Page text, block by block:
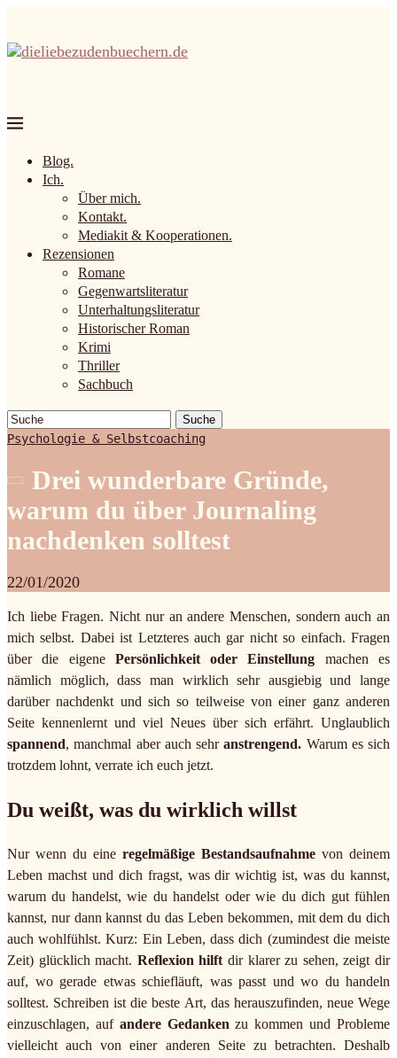
Blog.
Ich.
Über mich.
Kontakt.
Mediakit & Kooperationen.
Rezensionen
Romane
Gegenwartsliteratur
Unterhaltungsliteratur
Historischer Roman
Krimi
Thriller
Sachbuch
Suche
Psychologie & Selbstcoaching
Drei wunderbare Gründe,
warum du über Journaling
nachdenken solltest
22/01/2020
Ich liebe Fragen. Nicht nur an andere Menschen, sondern auch an
mich selbst. Dabei ist Letzteres auch gar nicht so einfach. Fragen
über die eigene Persönlichkeit oder Einstellung machen es
nämlich möglich, dass man wirklich sehr ausgiebig und lange
darüber nachdenkt und sich so teilweise von einer ganz anderen
Seite kennenlernt und viel Neues über sich erfährt. Unglaublich
spannend, manchmal aber auch sehranstrengend. Warum es sich
trotzdem lohnt, verrate ich euch jetzt.
Du weißt, was du wirklich willst
Nur wenn du eine regelmäßige Bestandsaufnahme von deinem
Leben machst und dich fragst, was dir wichtig ist, was du kannst,
warum du handelst, wie du handelst oder wie du dich gut fühlen
kannst, nur dann kannst du das Leben bekommen, mit dem du dich
auch wohlfühlst. Kurz: Ein Leben, dass dich (zumindest die meiste
Zeit) glücklich macht. Reflexion hilft dir klarer zu sehen, zeigt dir
auf, wo gerade etwas schiefläuft, was passt und wo du handeln
solltest. Schreiben ist die beste Art, das herauszufinden, neue Wege
einzuschlagen, auf andere Gedanken zu kommen und Probleme
vielleicht auch von einer anderen Seite zu betrachten. Deshalb